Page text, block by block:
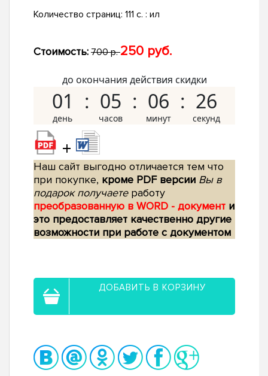
Количество страниц: 111 c. : ил
Стоимость: 700 р.250 руб.
до окончания действия скидки
01 05 06 25
+
Наш сайт выгодно отличается тем что
при покупке, кроме PDF версии Вы в
подарок получаетеработу
преобразованную в WORD - документ и
это предоставляет качественно другие
возможности при работе с документом
ДОБАВИТЬ В КОРЗИНУ